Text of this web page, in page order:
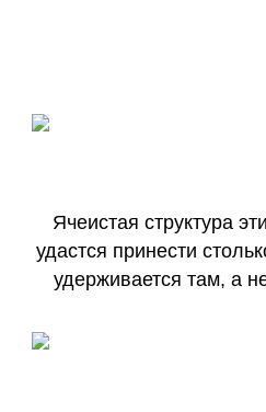
Ячеистая структура
удастся принести
удерживается там, а